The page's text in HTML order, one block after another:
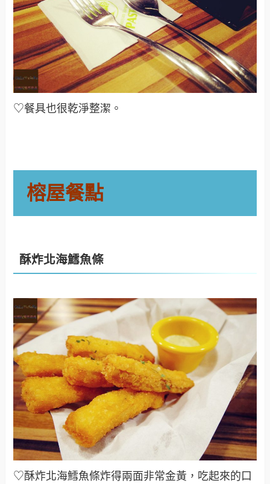
♡餐具也很乾淨整潔 。
榕屋餐點
酥炸北海鱈魚條
♡酥炸北海鱈魚條炸得兩面非常金黃，吃起來的口